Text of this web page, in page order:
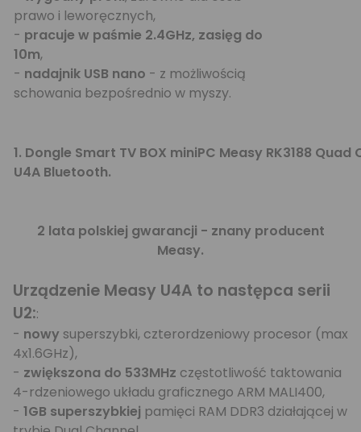
prawo i leworęcznych,
- pracuje w paśmie 2.4GHz, zasięg do
10m,
- nadajnik USB nano - z możliwością
schowania bezpośrednio w myszy.
1. Dongle Smart TV BOX miniPC Measy RK3188 Quad
U4A Bluetooth.
2 lata polskiej gwarancji - znany producent
Measy.
Urządzenie Measy U4A to następca serii
U2::
- nowy superszybki, czterordzeniowy procesor (max
4x1.6GHz),
- zwiększona do 533MHz częstotliwość taktowania
4-rdzeniowego układu graficznego ARM MALI400,
- 1GB superszybkiej pamięci RAM DDR3 działającej w